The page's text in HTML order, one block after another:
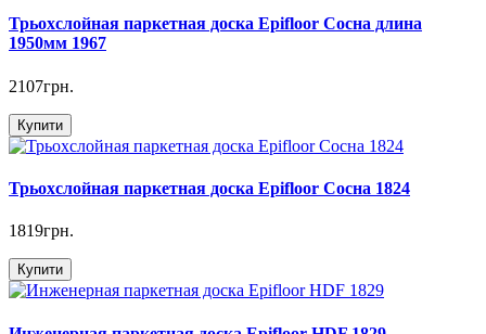
Трьохслойная паркетная доска Еpifloor Сосна длина
1950мм 1967
2107грн.
Купити
Трьохслойная паркетная доска Еpifloor Сосна 1824
1819грн.
Купити